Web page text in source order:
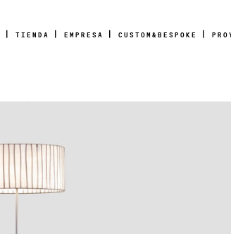
TIENDA EMPRESA CUSTOM&BESPOKE